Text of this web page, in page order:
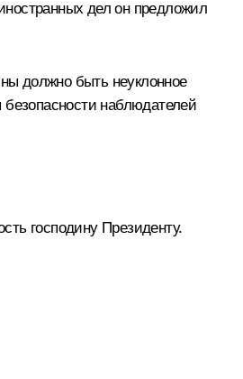
дел он предложил
должно быть неуклонное
наблюдателей
господину Президенту.